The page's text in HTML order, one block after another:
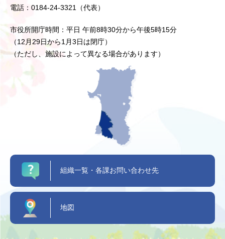
電話：0184-24-3321（代表）
市役所開庁時間：平日 午前8時30分から午後5時15分
（12月29日から1月3日は閉庁）
（ただし、施設によって異なる場合があります）
組織一覧・各課お問い合わせ先
地図